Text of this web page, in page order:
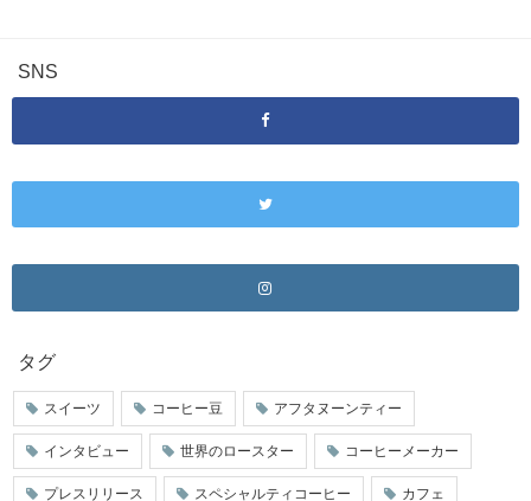
SNS
タグ
スイーツ コーヒー豆 アフタヌーンティー
インタビュー 世界のロースター コーヒーメーカー
プレスリリース スペシャルティコーヒー カフェ